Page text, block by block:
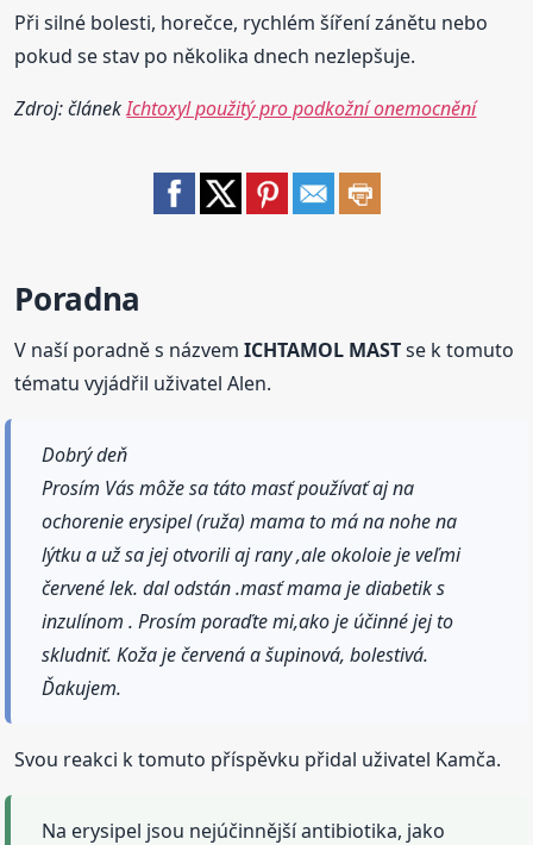
Při silné bolesti, horečce, rychlém šíření zánětu nebo
pokud se stav po několika dnech nezlepšuje.
Zdroj: článekIchtoxyl použitý pro podkožní onemocnění
Poradna
V naší poradně s názvemICHTAMOL MASTse k tomuto
tématu vyjádřil uživatel Alen.
Dobrý deň
Prosím Vás môže sa táto masť používať aj na
ochorenie erysipel (ruža) mama to má na nohe na
lýtku a už sa jej otvorili aj rany ,ale okoloie je veľmi
červené lek. dal odstán .masť mama je diabetik s
inzulínom . Prosím poraďte mi,ako je účinné jej to
skludniť. Koža je červená a šupinová, bolestivá.
Ďakujem.
Svou reakci k tomuto příspěvku přidal uživatel Kamča.
Na erysipel jsou nejúčinnější antibiotika, jako